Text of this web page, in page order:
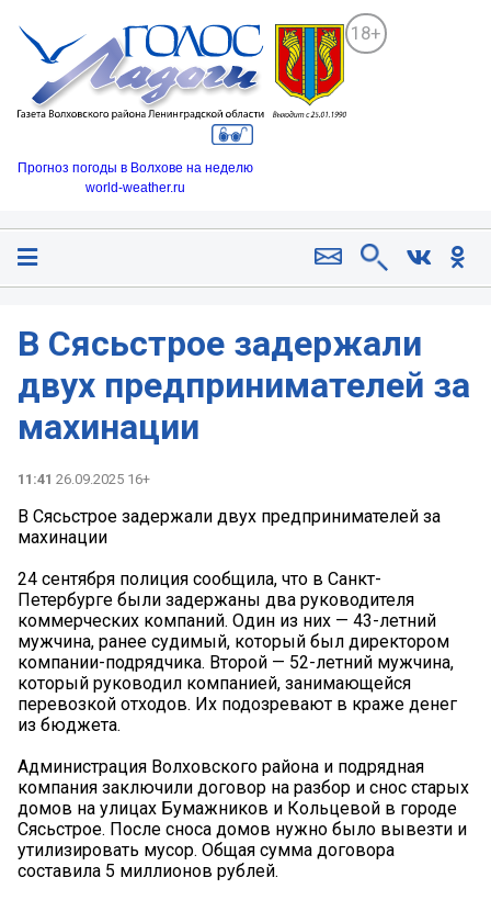
18+
Прогноз погоды в Волхове на неделю
world-weather.ru
В Сясьстрое задержали
двух предпринимателей за
махинации
11:41 26.09.2025 16+
В Сясьстрое задержали двух предпринимателей за
махинации
24 сентября полиция сообщила, что в Санкт-
Петербурге были задержаны два руководителя
коммерческих компаний. Один из них — 43-летний
мужчина, ранее судимый, который был директором
компании-подрядчика. Второй — 52-летний мужчина,
который руководил компанией, занимающейся
перевозкой отходов. Их подозревают в краже денег
из бюджета.
Администрация Волховского района и подрядная
компания заключили договор на разбор и снос старых
домов на улицах Бумажников и Кольцевой в городе
Сясьстрое. После сноса домов нужно было вывезти и
утилизировать мусор. Общая сумма договора
составила 5 миллионов рублей.